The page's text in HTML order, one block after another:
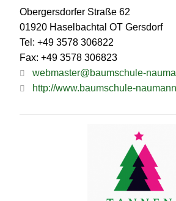
Obergersdorfer Straße 62
01920 Haselbachtal OT Gersdorf
Tel: +49 3578 306822
Fax: +49 3578 306823
webmaster@baumschule-
http://www.baumschule-